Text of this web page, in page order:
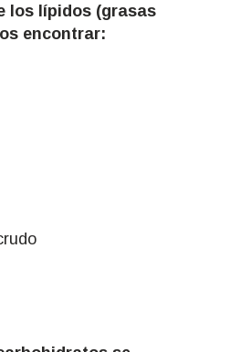
los lípidos (grasas
encontrar: